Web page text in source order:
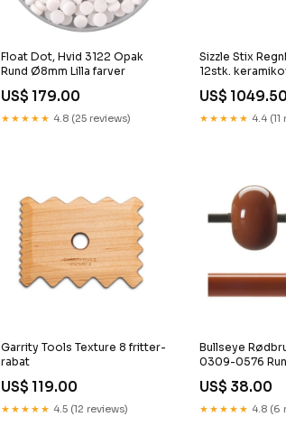
Float Dot, Hvid 3122 Opak
Rund Ø8mm Lilla farver
US$ 179.00
★★★★★ 4.8 (25 reviews)
Sizzle Stix
12stk.
US$
★★★★★ 4.4
Garrity Tools Texture 8 fritter-
rabat
US$ 119.00
★★★★★ 4.5 (12 reviews)
Bullseye
0309-0576
US$ 38.00
★★★★★ 4.8 (6